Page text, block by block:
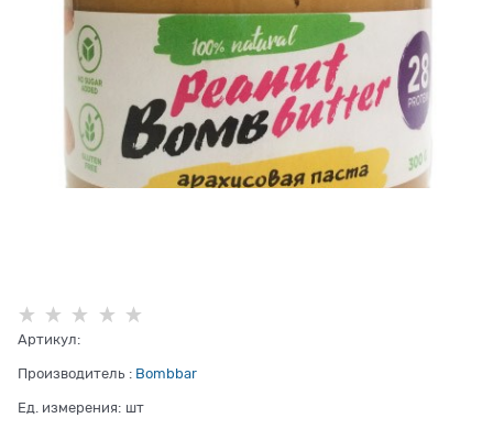
Артикул:
Производитель : Bombbar
Ед. измерения: шт